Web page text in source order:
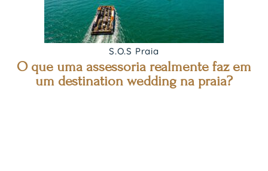
S.O.S Praia
O que uma assessoria realmente faz em
um destination wedding na praia?